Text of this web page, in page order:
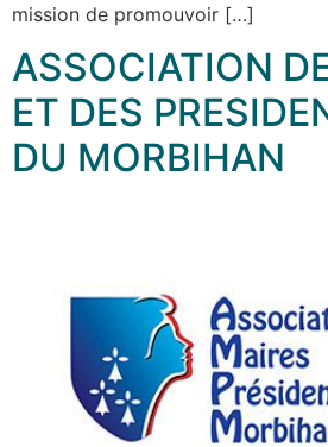
mission de promouvoir […]
ASSOCIATION
ET DES
DU MORBIHAN